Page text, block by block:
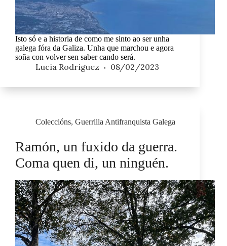
Isto só e a historia de como me sinto ao ser unha
galega fóra da Galiza. Unha que marchou e agora
soña con volver sen saber cando será.
Lucía Rodríguez 08/02/2023
Coleccións, Guerrilla Antifranquista Galega
Ramón, un fuxido da guerra.
Coma quen di, un ninguén.